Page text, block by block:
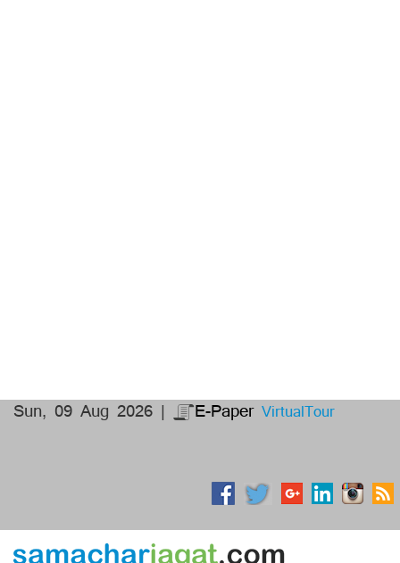
Sun, 09 Aug 2026 | E-Paper VirtualTour